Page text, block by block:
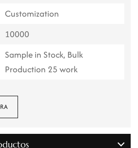
Customization
10000
Sample in Stock, Bulk
Production 25 work